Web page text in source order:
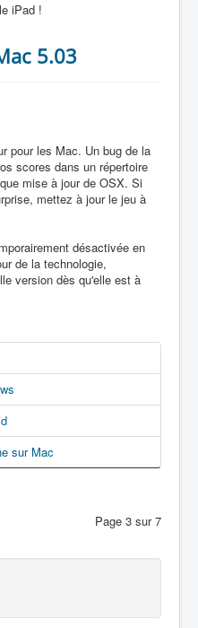
iPad !
5.03
pour les Mac. Un bug de la
scores dans un répertoire
mise à jour de OSX. Si
mettez à jour le jeu à
désactivée en
de la technologie,
version dès qu'elle est à
sur Mac
Page 3 sur 7